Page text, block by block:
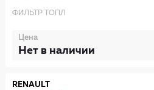
ФИЛЬТР ТОПЛ
Цена
Нет в наличии
RENAULT